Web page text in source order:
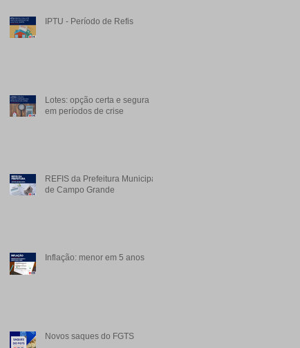
IPTU - Período de Refis
Lotes: opção certa e segura
em períodos de crise
REFIS da Prefeitura Municipal
de Campo Grande
Inflação: menor em 5 anos
Novos saques do FGTS